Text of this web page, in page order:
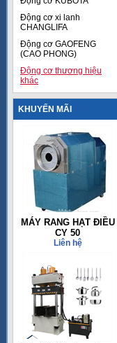
Động cơ xi lanh
CHANGLIFA
Động cơ GAOFENG
(CAO PHONG)
Động cơ thương hiệu
khác
KHUYẾN MÃI
MÁY RANG HẠT ĐIỀU
CY 50
Liên hệ